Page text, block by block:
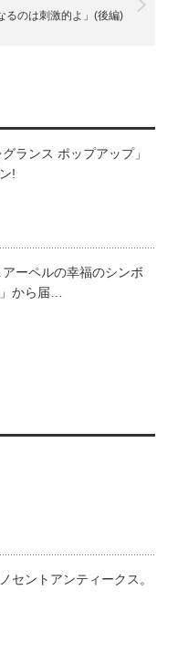
るのは刺激的よ」(後編)
ランス ポップアップ」
!
ーペルの幸福のシンボ
から届…
セントアンティークス。